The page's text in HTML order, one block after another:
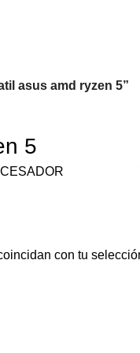
asus amd ryzen 5”
con Addi
a crédito hasta en
no te pierdas
5
con tu